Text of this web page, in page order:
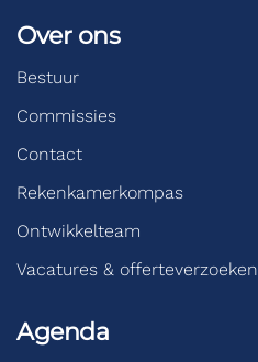
Over ons
Bestuur
Commissies
Contact
Rekenkamerkompas
Ontwikkelteam
Vacatures & offerteverzoeken
Agenda